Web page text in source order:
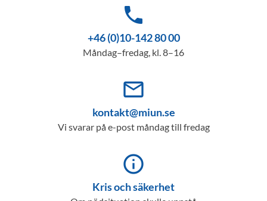
phone
+46 (0)10-142 80 00
Måndag–fredag, kl. 8–16
mail_outline
kontakt@miun.se
Vi svarar på e-post måndag till fredag
info_outline
Kris och säkerhet